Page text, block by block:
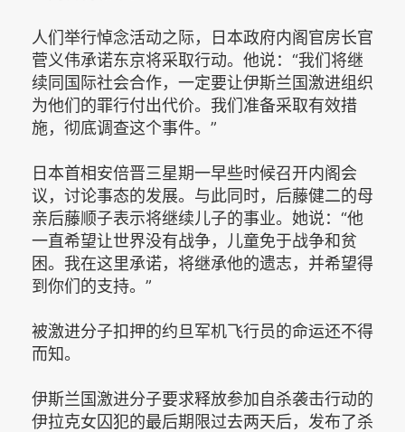
人们举行悼念活动之际，日本政府内阁官房长官
菅义伟承诺东京将采取行动。他说：“我们将继
续同国际社会合作，一定要让伊斯兰国激进组织
为他们的罪行付出代价。我们准备采取有效措
施，彻底调查这个事件。”
日本首相安倍晋三星期一早些时候召开内阁会
议，讨论事态的发展。与此同时，后藤健二的母
亲后藤顺子表示将继续儿子的事业。她说：“他
一直希望让世界没有战争，儿童免于战争和贫
困。我在这里承诺，将继承他的遗志，并希望得
到你们的支持。”
被激进分子扣押的约旦军机飞行员的命运还不得
而知。
伊斯兰国激进分子要求释放参加自杀袭击行动的
伊拉克女囚犯的最后期限过去两天后，发布了杀